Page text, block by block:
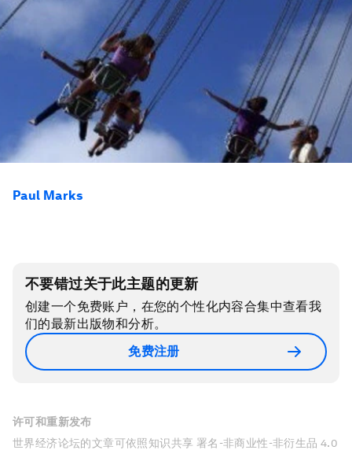
Paul Marks
不要错过关于此主题的更新
创建一个免费账户，在您的个性化内容合集中查看我
们的最新出版物和分析。
免费注册
许可和重新发布
世界经济论坛的文章可依照知识共享 署名-非商业性-非衍生品 4.0